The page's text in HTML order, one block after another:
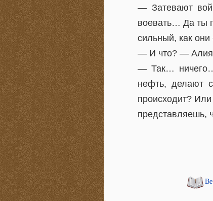
— Затевают
воевать… Да ты
сильный, как
— И что? —
— Так…
нефть, делают
происходит?
представляешь,